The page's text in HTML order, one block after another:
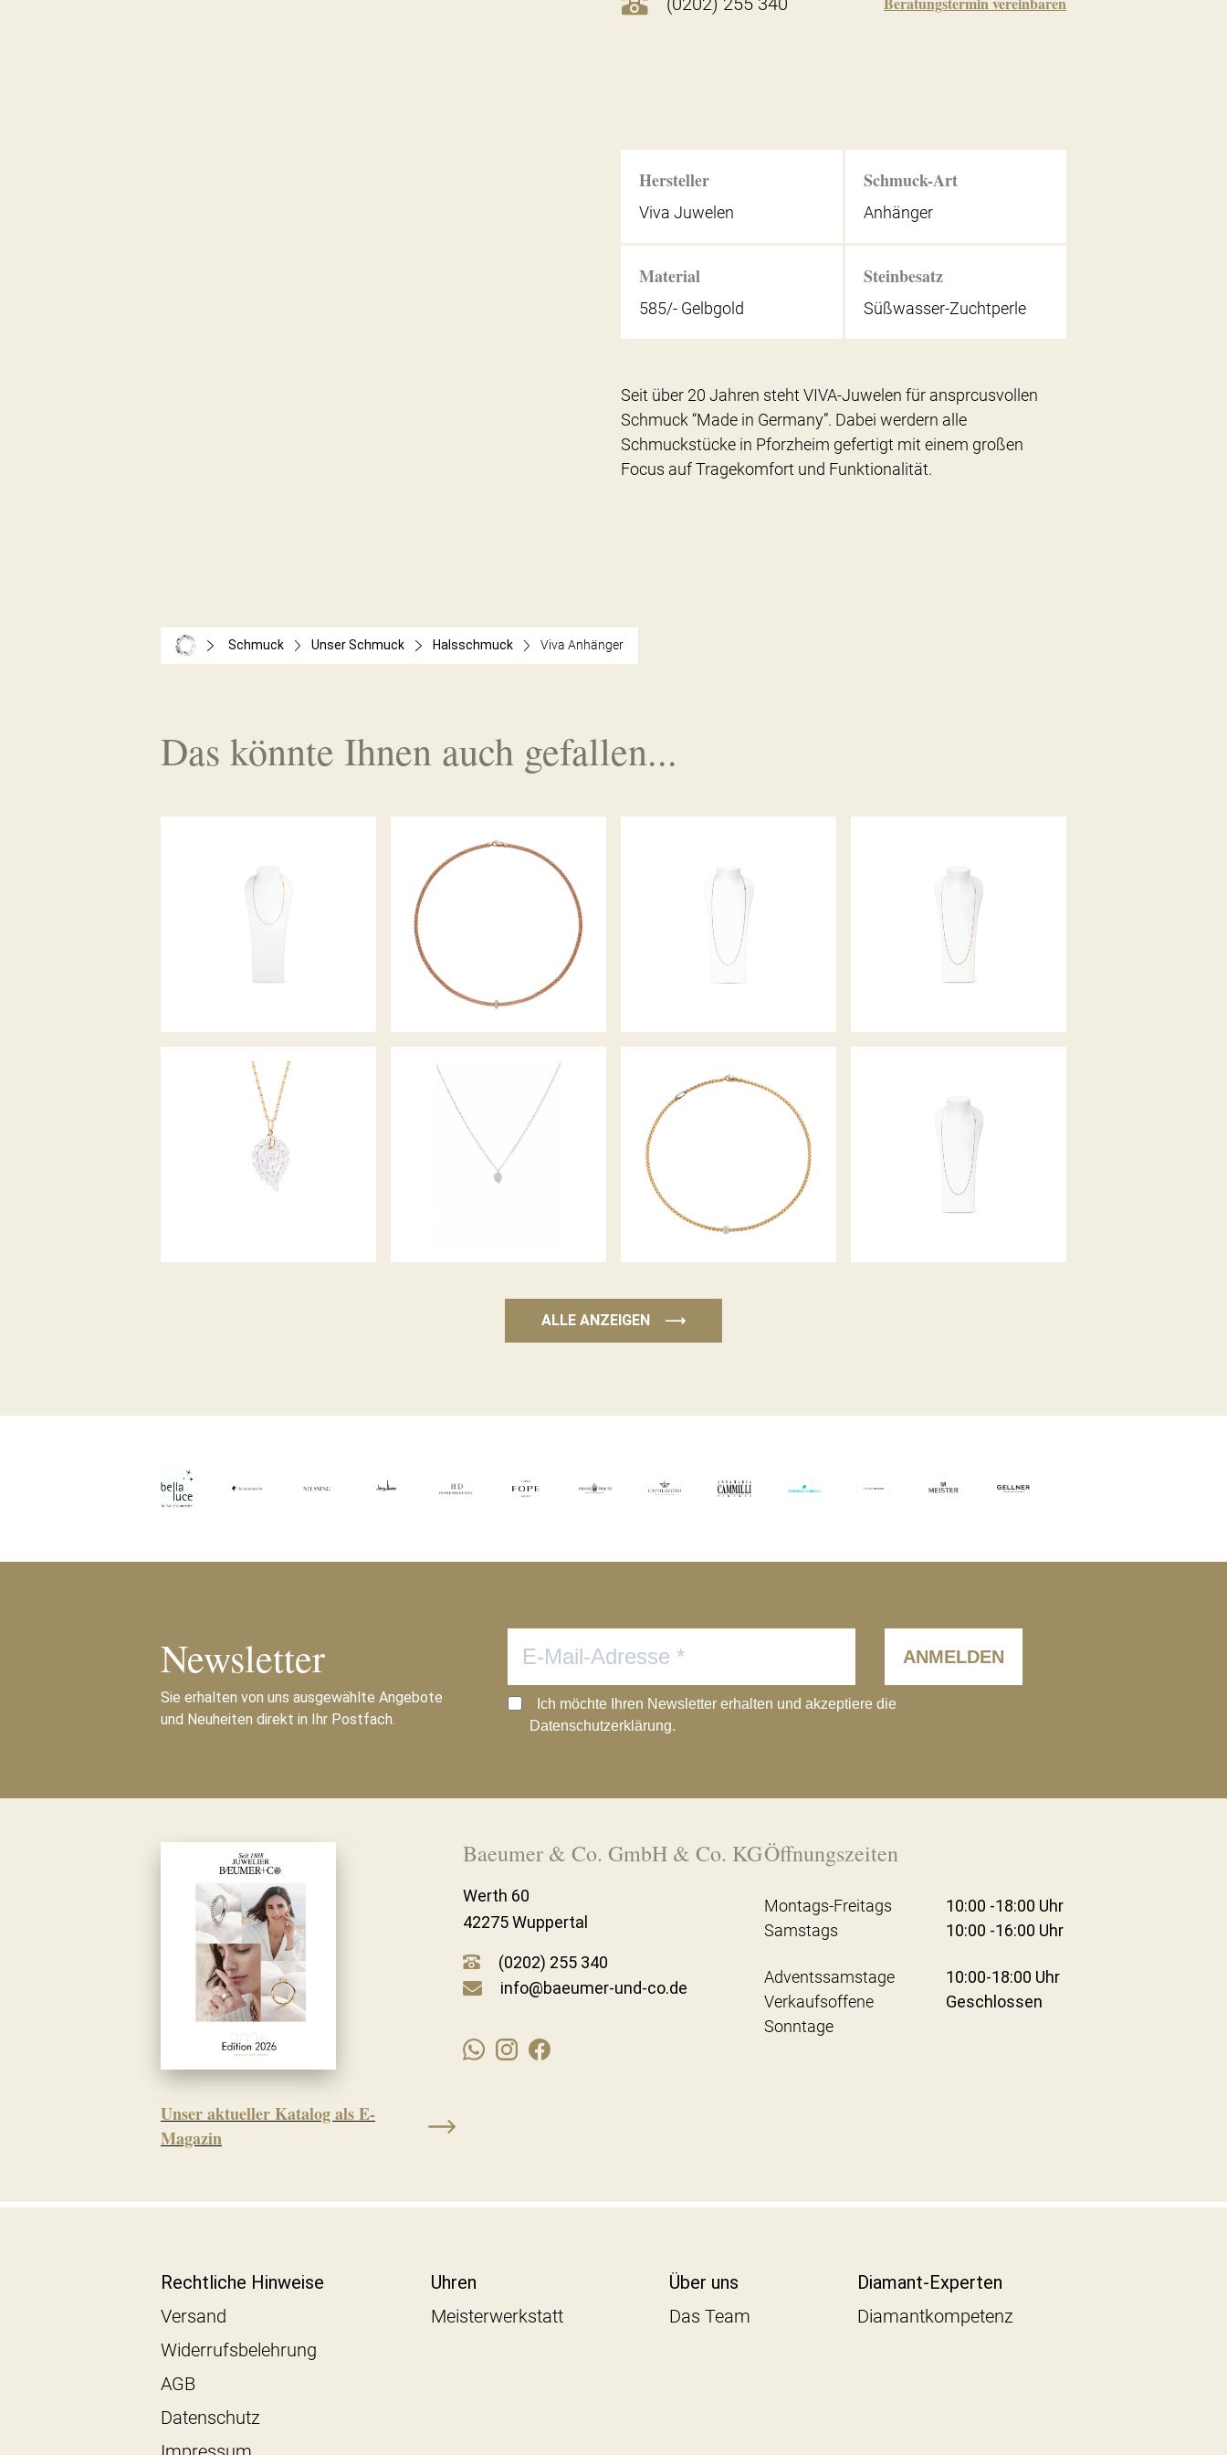
Hersteller
Viva Juwelen
Schmuck-Art
Anhänger
Material
585/- Gelbgold
Steinbesatz
Süßwasser-Zuchtperle
Seit über 20 Jahren steht VIVA-Juwelen für ansprcusvollen
Schmuck “Made in Germany”. Dabei werdern alle
Schmuckstücke in Pforzheim gefertigt mit einem großen
Focus auf Tragekomfort und Funktionalität.
Schmuck Unser Schmuck Halsschmuck Viva Anhänger
Das könnte Ihnen auch gefallen...
BELCHER COLLIER COLLIER PRIMA KOLLEKTION BELCHER COLLIER EIGHT COLLIER
ANHÄNGER INDIA
SIGNATURE COLLIER SPARKLE
EIGHT COLLIER
ALLE ANZEIGEN ⟶
Newsletter
Sie erhalten von uns ausgewählte Angebote
und Neuheiten direkt in Ihr Postfach.
ANMELDEN
Ich möchte Ihren Newsletter erhalten und akzeptiere die
Datenschutzerklärung.
Unser aktueller Katalog als E-
Magazin
Baeumer & Co. GmbH & Co. KG
Werth 60
42275 Wuppertal
(0202) 255 340
info@baeumer-und-co.de
Öffnungszeiten
Montags-Freitags
10:00 -18:00 Uhr
Samstags
10:00 -16:00 Uhr
Adventssamstage
10:00-18:00 Uhr
Verkaufsoffene
Sonntage
Geschlossen
Rechtliche Hinweise
Versand
Widerrufsbelehrung
AGB
Datenschutz
Uhren
Meisterwerkstatt
Über uns
Das Team
Diamant-Experten
Diamantkompetenz